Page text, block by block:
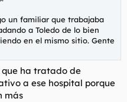
un familiar que trabajaba
a Toledo de lo bien
en el mismo sitio. Gente
ha tratado de
a ese hospital porque
más